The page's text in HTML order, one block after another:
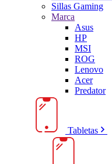
Sillas Gaming
Marca
Asus
HP
MSI
ROG
Lenovo
Acer
Predator
Tabletas